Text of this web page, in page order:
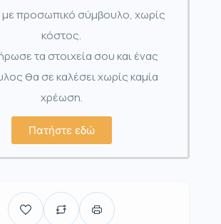
προσωπικό σύμβουλο, χωρίς
κόστος.
τα στοιχεία σου και ένας
θα σε καλέσει χωρίς καμία
χρέωση.
Πατήστε εδώ